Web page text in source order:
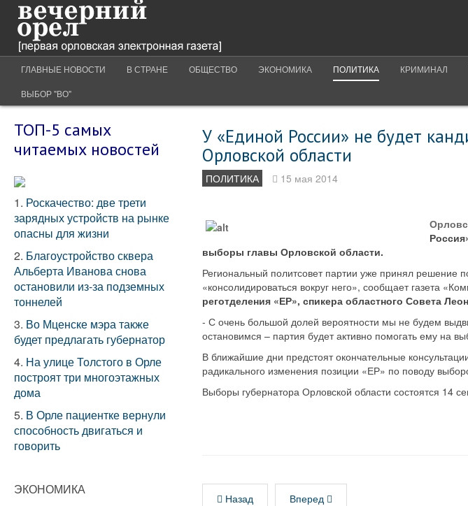
ГЛАВНЫЕ НОВОСТИ В СТРАНЕ ОБЩЕСТВО ЭКОНОМИКА ПОЛИТИКА КРИМИНАЛ
ВЫБОР "ВО"
У «Единой России» не будет
Орловской области
ПОЛИТИКА 15 мая 2014
выборы главы Орловской области.
Региональный политсовет партии уже принял решение
«консолидироваться вокруг него», сообщает газета
реготделения «ЕР», спикера областного Совета
- С очень большой долей вероятности мы не будем
остановимся – партия будет активно помогать ему на
В ближайшие дни предстоят окончательные
радикального изменения позиции «ЕР» по поводу
Выборы губернатора Орловской области состоятся 14
Назад Вперед
ТОП-5 самых
читаемых новостей
1. Роскачество: две трети
зарядных устройств на рынке
опасны для жизни
2. Благоустройство сквера
Альберта Иванова снова
остановили из-за подземных
тоннелей
3. Во Мценске мэра также
будет предлагать губернатор
4. На улице Толстого в Орле
построят три многоэтажных
дома
5. В Орле пациентке вернули
способность двигаться и
говорить
ЭКОНОМИКА